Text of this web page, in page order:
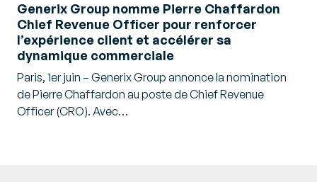
Generix Group nomme Pierre Chaffardon
Chief Revenue Officer pour renforcer
l’expérience client et accélérer sa
dynamique commerciale
Paris, 1er juin – Generix Group annonce la nomination
de Pierre Chaffardon au poste de Chief Revenue
Officer (CRO). Avec…